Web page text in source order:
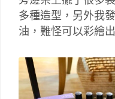
多種造型，另外我
油，難怪可以彩繪